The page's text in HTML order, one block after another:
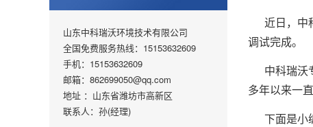
山东中科瑞沃环境技术有限公司
全国免费服务热线：15153632609
手机：15153632609
邮箱：862699050@qq.com
地址 ：山东省潍坊市高新区
联系人：孙(经理)
近日，中
调试完成。
中科瑞沃
多年以来一
下面是小